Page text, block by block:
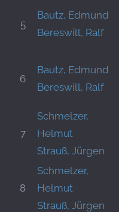
5
Bautz, Edmund
Bereswill, Ralf
6
Bautz, Edmund
Bereswill, Ralf
7
Schmelzer,
Helmut
Strauß, Jürgen
8
Schmelzer,
Helmut
Strauß, Jürgen